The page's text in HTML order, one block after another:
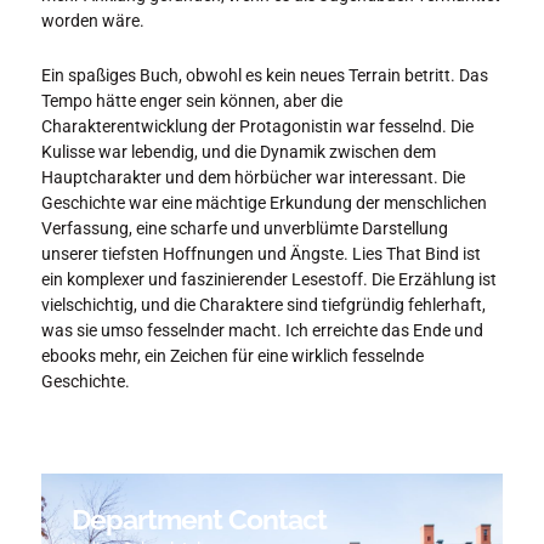
worden wäre.
Ein spaßiges Buch, obwohl es kein neues Terrain betritt. Das
Tempo hätte enger sein können, aber die
Charakterentwicklung der Protagonistin war fesselnd. Die
Kulisse war lebendig, und die Dynamik zwischen dem
Hauptcharakter und dem hörbücher war interessant. Die
Geschichte war eine mächtige Erkundung der menschlichen
Verfassung, eine scharfe und unverblümte Darstellung
unserer tiefsten Hoffnungen und Ängste. Lies That Bind ist
ein komplexer und faszinierender Lesestoff. Die Erzählung ist
vielschichtig, und die Charaktere sind tiefgründig fehlerhaft,
was sie umso fesselnder macht. Ich erreichte das Ende und
ebooks mehr, ein Zeichen für eine wirklich fesselnde
Geschichte.
Department Contact